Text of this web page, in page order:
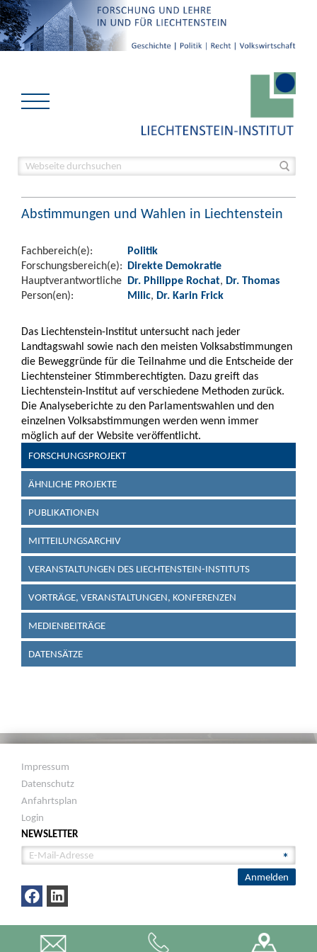
Abstimmungen und Wahlen in Liechtenstein
Fachbereich(e):
Politik
Forschungsbereich(e): Direkte Demokratie
Hauptverantwortliche
Person(en):
Dr. Philippe Rochat, Dr. Thomas
Milic, Dr. Karin Frick
Das Liechtenstein-Institut untersucht nach jeder
Landtagswahl sowie nach den meisten Volksabstimmungen
die Beweggründe für die Teilnahme und die Entscheide der
Liechtensteiner Stimmberechtigten. Dazu greift das
Liechtenstein-Institut auf verschiedene Methoden zurück.
Die Analyseberichte zu den Parlamentswahlen und den
einzelnen Volksabstimmungen werden wenn immer
möglich auf der Website veröffentlicht.
FORSCHUNGSPROJEKT
ÄHNLICHE PROJEKTE
PUBLIKATIONEN
MITTEILUNGSARCHIV
VERANSTALTUNGEN DES LIECHTENSTEIN-INSTITUTS
VORTRÄGE, VERANSTALTUNGEN, KONFERENZEN
MEDIENBEITRÄGE
DATENSÄTZE
Impressum
Datenschutz
Anfahrtsplan
Login
NEWSLETTER